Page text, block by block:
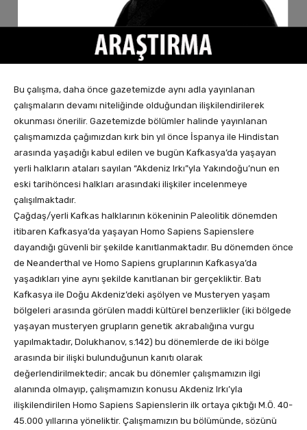
Bu çalışma, daha önce gazetemizde aynı adla yayınlanan
çalışmaların devamı niteliğinde olduğundan ilişkilendirilerek
okunması önerilir. Gazetemizde bölümler halinde yayınlanan
çalışmamızda çağımızdan kırk bin yıl önce İspanya ile Hindistan
arasında yaşadığı kabul edilen ve bugün Kafkasya’da yaşayan
yerli halkların ataları sayılan “Akdeniz Irkı”yla Yakındoğu’nun en
eski tarihöncesi halkları arasındaki ilişkiler incelenmeye
çalışılmaktadır.
Çağdaş/yerli Kafkas halklarının kökeninin Paleolitik dönemden
itibaren Kafkasya’da yaşayan Homo Sapiens Sapienslere
dayandığı güvenli bir şekilde kanıtlanmaktadır. Bu dönemden önce
de Neanderthal ve Homo Sapiens gruplarının Kafkasya’da
yaşadıkları yine aynı şekilde kanıtlanan bir gerçekliktir. Batı
Kafkasya ile Doğu Akdeniz’deki aşölyen ve Musteryen yaşam
bölgeleri arasında görülen maddi kültürel benzerlikler (iki bölgede
yaşayan musteryen grupların genetik akrabalığına vurgu
yapılmaktadır, Dolukhanov, s.142) bu dönemlerde de iki bölge
arasında bir ilişki bulunduğunun kanıtı olarak
değerlendirilmektedir; ancak bu dönemler çalışmamızın ilgi
alanında olmayıp, çalışmamızın konusu Akdeniz Irkı’yla
ilişkilendirilen Homo Sapiens Sapienslerin ilk ortaya çıktığı M.Ö. 40-
45.000 yıllarına yöneliktir. Çalışmamızın bu bölümünde, sözünü